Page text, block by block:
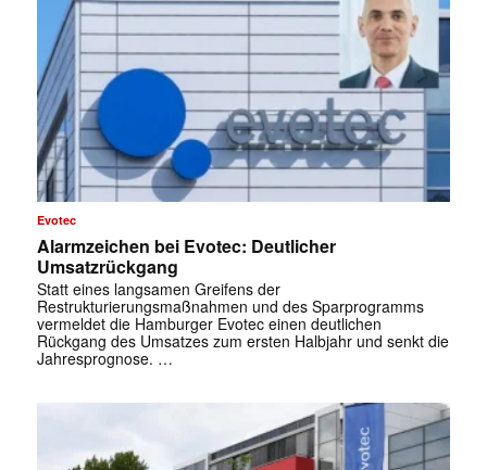
Evotec
Alarmzeichen bei Evotec: Deutlicher
Umsatzrückgang
Statt eines langsamen Greifens der
Restrukturierungsmaßnahmen und des Sparprogramms
vermeldet die Hamburger Evotec einen deutlichen
Rückgang des Umsatzes zum ersten Halbjahr und senkt die
Jahresprognose. …